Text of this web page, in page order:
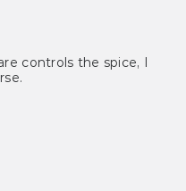
controls the spice, I